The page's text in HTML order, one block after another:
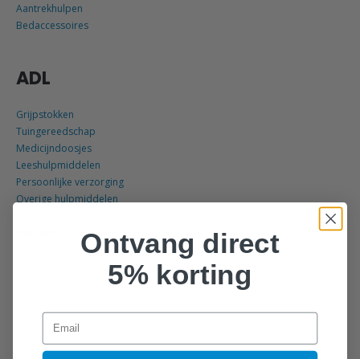
Aantrekhulpen
Bedaccessoires
ADL
Grijpstokken
Tuingereedschap
Medicijndoosjes
Leeshulpmiddelen
Persoonlijke verzorging
Overige hulpmiddelen
Kledingbescherming
Keukenaccessoires
Ontvang direct
5% korting
Email